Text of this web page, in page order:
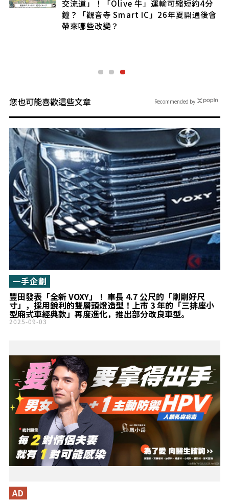
交流道」！「Olive 牛」運輸可縮短約4分
鐘？「觀音寺 Smart IC」26年夏開通後會
帶來哪些改變？
您也可能喜歡這些文章
豐田發表「全新 VOXY」！ 車長 4.7 公尺的「剛剛好尺
寸」，採用銳利的雙層頭燈造型！上市 3 年的「三排座小
型廂式車經典款」再度進化，推出部分改良車型。
一手企劃
2025-09-03
AD
Recommended by